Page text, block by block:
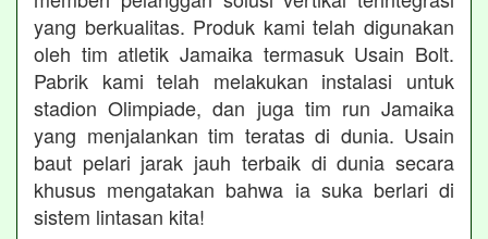
yang berkualitas. Produk kami telah digunakan
oleh tim atletik Jamaika termasuk Usain Bolt.
Pabrik kami telah melakukan instalasi untuk
stadion Olimpiade, dan juga tim run Jamaika
yang menjalankan tim teratas di dunia. Usain
baut pelari jarak jauh terbaik di dunia secara
khusus mengatakan bahwa ia suka berlari di
sistem lintasan kita!